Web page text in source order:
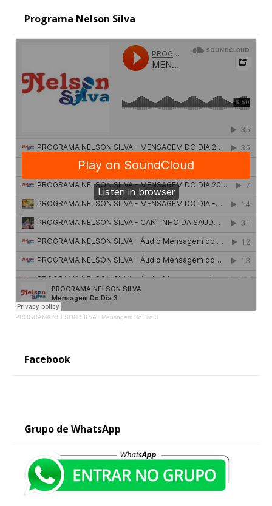
Programa Nelson Silva
PROGRAMA NELSON SILVA · Mensagem Do Dia 3
Facebook
Grupo de WhatsApp